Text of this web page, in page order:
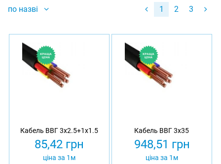
по назві 1 2 3
Кабель ВВГ 3х2.5+1х1.5
85,42 грн
ціна за 1м
Кабель ВВГ 3х35
948,51 грн
ціна за 1м